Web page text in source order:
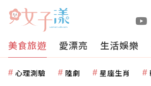
美食旅遊 愛漂亮 生活娛樂
心理測驗 陸劇 星座生肖